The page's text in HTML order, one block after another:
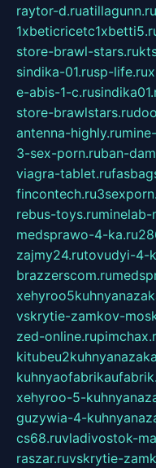
raytor-d.ruatillagunn.ru
store-brawl-stars.ru
sindika-01.rusp-life.ru
e-abis-1-c.ru
store-brawlstars.ru
antenna-highly.ru
3-sex-porn.ruban-
viagra-tablet.ru
fincontech.ru
rebus-toys.ruminelab-
medsprawo-4-ka.ru
zajmy24.rutovudyi-4-
brazzerscom.ru
vskrytie-zamkov-
zed-online.ru
xehyroo-5-
guzywia-4-
cs68.ruvladivostok-
raszar.ruvskrytie-